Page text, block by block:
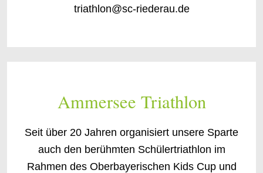
triathlon@sc-riederau.de
Ammersee Triathlon
Seit über 20 Jahren organisiert unsere Sparte
auch den berühmten Schülertriathlon im
Rahmen des Oberbayerischen Kids Cup und